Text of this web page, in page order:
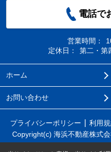
電話で
営業時間：
定休日：
第二・第
ホーム
お問い合わせ
プライバシーポリシー 利用
Copyright(c) 海浜不動産株式